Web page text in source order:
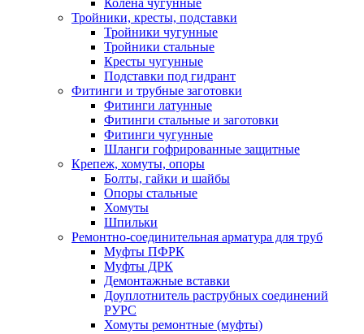
Колена чугунные
Тройники, кресты, подставки
Тройники чугунные
Тройники стальные
Кресты чугунные
Подставки под гидрант
Фитинги и трубные заготовки
Фитинги латунные
Фитинги стальные и заготовки
Фитинги чугунные
Шланги гофрированные защитные
Крепеж, хомуты, опоры
Болты, гайки и шайбы
Опоры стальные
Хомуты
Шпильки
Ремонтно-соединительная арматура для труб
Муфты ПФРК
Муфты ДРК
Демонтажные вставки
Доуплотнитель раструбных соединений
РУРС
Хомуты ремонтные (муфты)